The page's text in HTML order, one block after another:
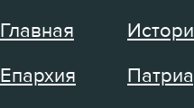
Главная
Епархия